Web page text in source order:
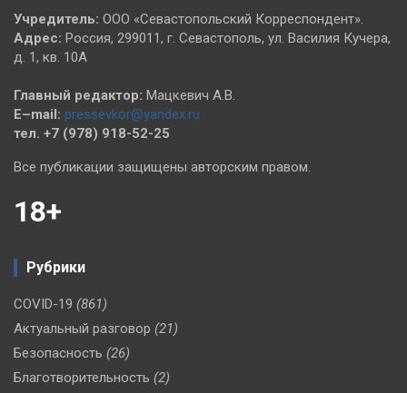
Учредитель: ООО «Севастопольский Корреспондент».
Адрес: Россия, 299011, г. Севастополь, ул. Василия Кучера,
д. 1, кв. 10А
Главный редактор: Мацкевич А.В.
E–mail: pressevkor@yandex.ru
тел. +7 (978) 918-52-25
Все публикации защищены авторским правом.
18+
Рубрики
COVID-19 (861)
Актуальный разговор (21)
Безопасность (26)
Благотворительность (2)